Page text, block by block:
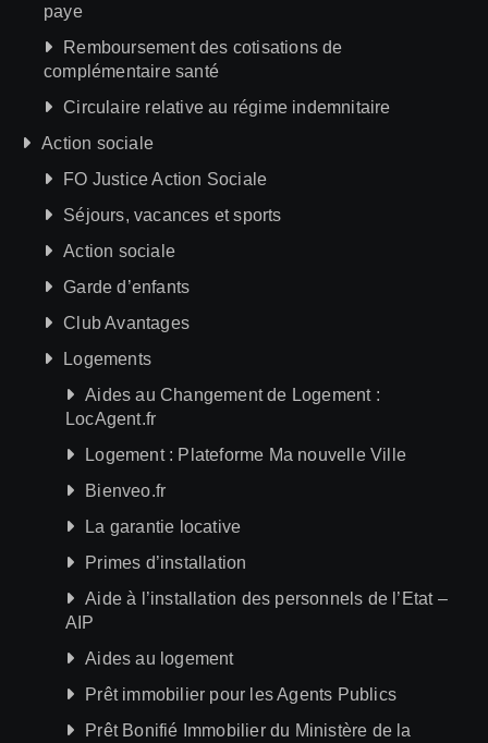
paye
Remboursement des cotisations de
complémentaire santé
Circulaire relative au régime indemnitaire
Action sociale
FO Justice Action Sociale
Séjours, vacances et sports
Action sociale
Garde d’enfants
Club Avantages
Logements
Aides au Changement de Logement :
LocAgent.fr
Logement : Plateforme Ma nouvelle Ville
Bienveo.fr
La garantie locative
Primes d’installation
Aide à l’installation des personnels de l’Etat –
AIP
Aides au logement
Prêt immobilier pour les Agents Publics
Prêt Bonifié Immobilier du Ministère de la